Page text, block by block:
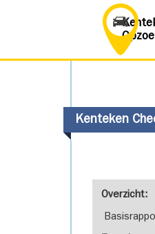
Kenteken
Overzicht: